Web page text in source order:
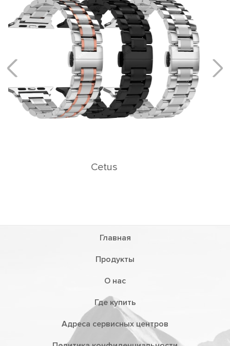
MAIA
Кожаные ремешки женской серии MAIA
Главная
Продукты
О нас
Где купить
Адреса сервисных центров